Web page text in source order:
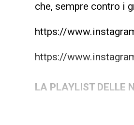
che, sempre contro i
https://
https://
LA PLAYLIST DELLE